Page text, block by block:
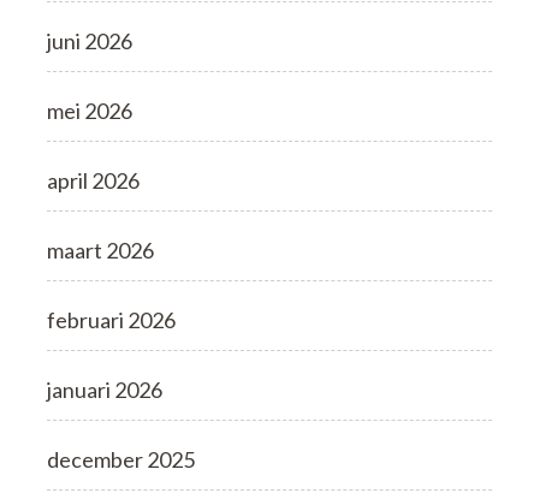
juni 2026
mei 2026
april 2026
maart 2026
februari 2026
januari 2026
december 2025